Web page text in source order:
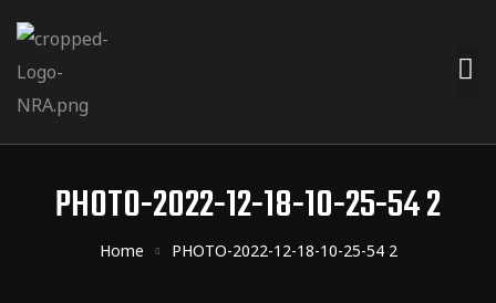
PHOTO-2022-12-18-10-25-54 2
Home PHOTO-2022-12-18-10-25-54 2